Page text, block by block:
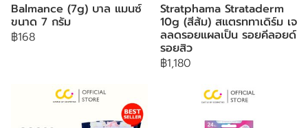
Balmance (7g) บาล แมนซ์
ขนาด 7 กรัม
฿168
Stratphama Strataderm
10g (สีส้ม) สแตรททาเดิร์ม เจ
ลลดรอยแผลเป็น รอยคีลอยด์
รอยสิว
฿1,180